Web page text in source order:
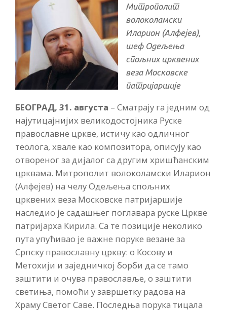
Митрополит
волоколамски
Иларион (Алфејев),
шеф Одељења
спољних црквених
веза Московске
патријаршије
БЕОГРАД, 31. августа – Сматрају га једним од
најутицајнијих великодостојника Руске
православне цркве, истичу као одличног
теолога, хвале као композитора, описују као
отвореног за дијалог са другим хришћанским
црквама. Митрополит волоколамски Иларион
(Алфејев) на челу Одељења спољних
црквених веза Московске патријаршије
наследио је садашњег поглавара руске Цркве
патријарха Кирила. Са те позиције неколико
пута упућивао је важне поруке везане за
Српску православну цркву: о Косову и
Метохији и заједничкој борби да се тамо
заштити и очува православље, o заштити
светиња, помоћи у завршетку радова на
Храму Светог Саве. Последња порука тицала